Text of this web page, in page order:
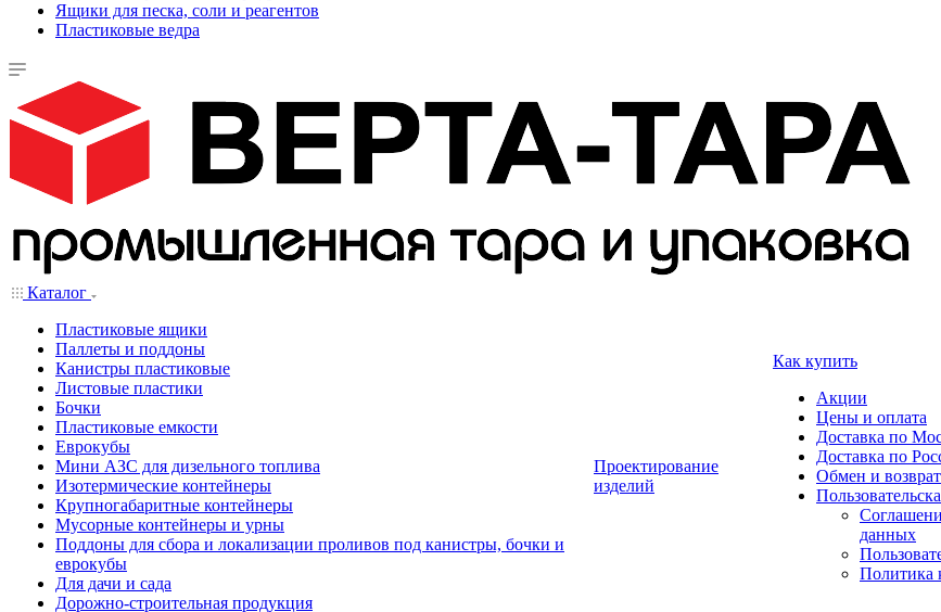
Ящики для песка, соли и реагентов
Пластиковые ведра
Каталог
Пластиковые ящики
Паллеты и поддоны
Канистры пластиковые
Листовые пластики
Бочки
Пластиковые емкости
Еврокубы
Мини АЗС для дизельного топлива
Изотермические контейнеры
Крупногабаритные контейнеры
Мусорные контейнеры и урны
Поддоны для сбора и локализации проливов под канистры, бочки и
еврокубы
Для дачи и сада
Дорожно-строительная продукция
Проектирование
изделий
Как купить
Акции
Цены и оплата
Доставка по
Доставка по
Обмен и возврат
данных
Политика